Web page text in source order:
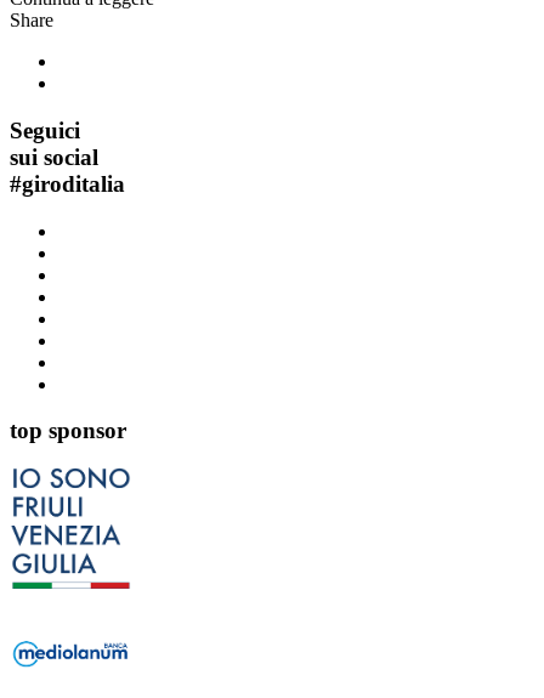
Share
Seguici
sui social
#giroditalia
top sponsor